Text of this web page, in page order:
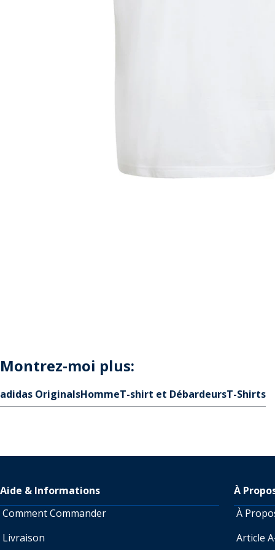
Montrez-moi plus:
adidas OriginalsHommeT-shirt et DébardeursT-Shirts
Aide & Informations
Comment Commander
Livraison
À
À
Article